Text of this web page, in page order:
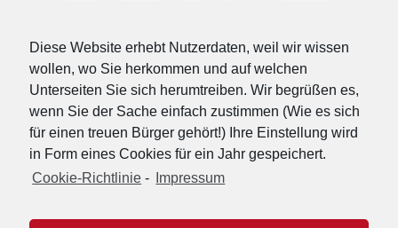
Diese Website erhebt Nutzerdaten, weil wir wissen
wollen, wo Sie herkommen und auf welchen
Unterseiten Sie sich herumtreiben. Wir begrüßen es,
wenn Sie der Sache einfach zustimmen (Wie es sich
für einen treuen Bürger gehört!) Ihre Einstellung wird
in Form eines Cookies für ein Jahr gespeichert.
Cookie-Richtlinie - Impressum